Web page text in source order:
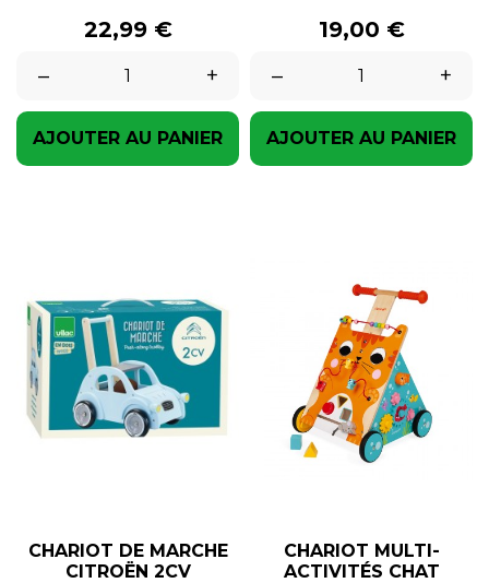
Prix
22,99 €
–
+
AJOUTER AU PANIER
Prix
19,00 €
–
+
AJOUTER AU PANIER
CHARIOT DE MARCHE
CITROËN 2CV
CHARIOT MULTI-
ACTIVITÉS CHAT